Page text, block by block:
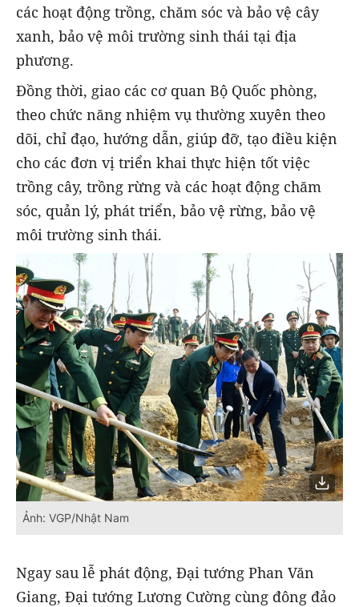
các hoạt động trồng, chăm sóc và bảo vệ cây
xanh, bảo vệ môi trường sinh thái tại địa
phương.
Đồng thời, giao các cơ quan Bộ Quốc phòng,
theo chức năng nhiệm vụ thường xuyên theo
dõi, chỉ đạo, hướng dẫn, giúp đỡ, tạo điều kiện
cho các đơn vị triển khai thực hiện tốt việc
trồng cây, trồng rừng và các hoạt động chăm
sóc, quản lý, phát triển, bảo vệ rừng, bảo vệ
môi trường sinh thái.
Ảnh: VGP/Nhật Nam
Ngay sau lễ phát động, Đại tướng Phan Văn
Giang, Đại tướng Lương Cường cùng đông đảo